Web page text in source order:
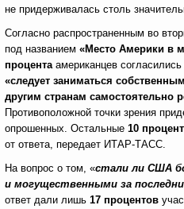
не придерживалась столь
Согласно распространенным во
под названием «Место Америки в
процентаамериканцев
«следует заниматься
другим странам самостоятельно
Противоположной точки зрения
опрошенных. Остальные 10
от ответа, передает ИТАР-ТАСС.
На вопрос о том, «стали ли США
и могущественными за
ответ дали лишь 17 процентов